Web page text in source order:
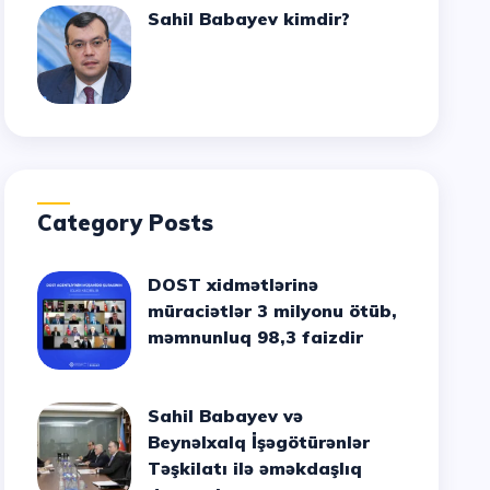
Sahil Babayev kimdir?
Category Posts
DOST xidmətlərinə
müraciətlər 3 milyonu ötüb,
məmnunluq 98,3 faizdir
Sahil Babayev və
Beynəlxalq İşəgötürənlər
Təşkilatı ilə əməkdaşlıq